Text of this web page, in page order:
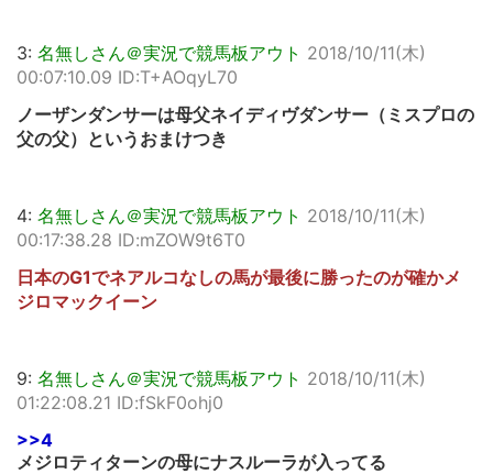
3: 名無しさん＠実況で競馬板アウト 2018/10/11(木)
00:07:10.09 ID:T+AOqyL70
ノーザンダンサーは母父ネイディヴダンサー（ミスプロの
父の父）というおまけつき
4: 名無しさん＠実況で競馬板アウト 2018/10/11(木)
00:17:38.28 ID:mZOW9t6T0
日本のG1でネアルコなしの馬が最後に勝ったのが確かメ
ジロマックイーン
9: 名無しさん＠実況で競馬板アウト 2018/10/11(木)
01:22:08.21 ID:fSkF0ohj0
>>4
メジロティターンの母にナスルーラが入ってる